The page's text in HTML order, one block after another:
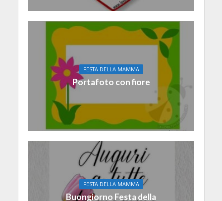
FESTA DELLA MAMMA
Portafoto con fiore
FESTA DELLA MAMMA
Buongiorno Festa della